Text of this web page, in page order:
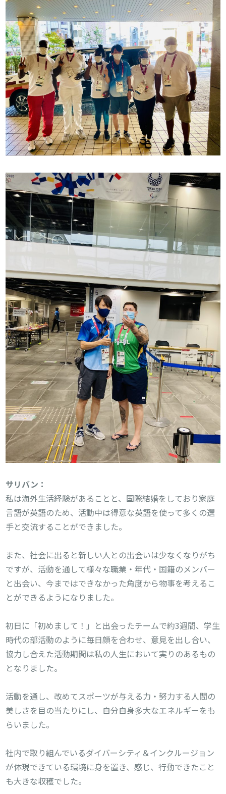
私は海外生活経験があることと、国際結婚をしており家庭
言語が英語のため、活動中は得意な英語を使って多くの選
手と交流することができました。
また、社会に出ると新しい人との出会いは少なくなりがち
ですが、活動を通して様々な職業・年代・国籍のメンバー
と出会い、今まではできなかった角度から物事を考えるこ
とができるようになりました。
初日に「初めまして！」と出会ったチームで約3週間、学生
時代の部活動のように毎日顔を合わせ、意見を出し合い、
協力し合えた活動期間は私の人生において実りのあるもの
となりました。
活動を通し、改めてスポーツが与える力・努力する人間の
美しさを目の当たりにし、自分自身多大なエネルギーをも
らいました。
社内で取り組んでいるダイバーシティ＆インクルージョン
が体現できている環境に身を置き、感じ、行動できたこと
も大きな収穫でした。